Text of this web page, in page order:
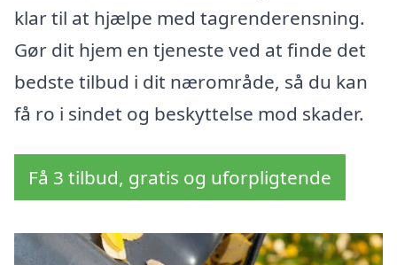
klar til at hjælpe med tagrenderensning.
Gør dit hjem en tjeneste ved at finde det
bedste tilbud i dit nærområde, så du kan
få ro i sindet og beskyttelse mod skader.
Få 3 tilbud, gratis og uforpligtende